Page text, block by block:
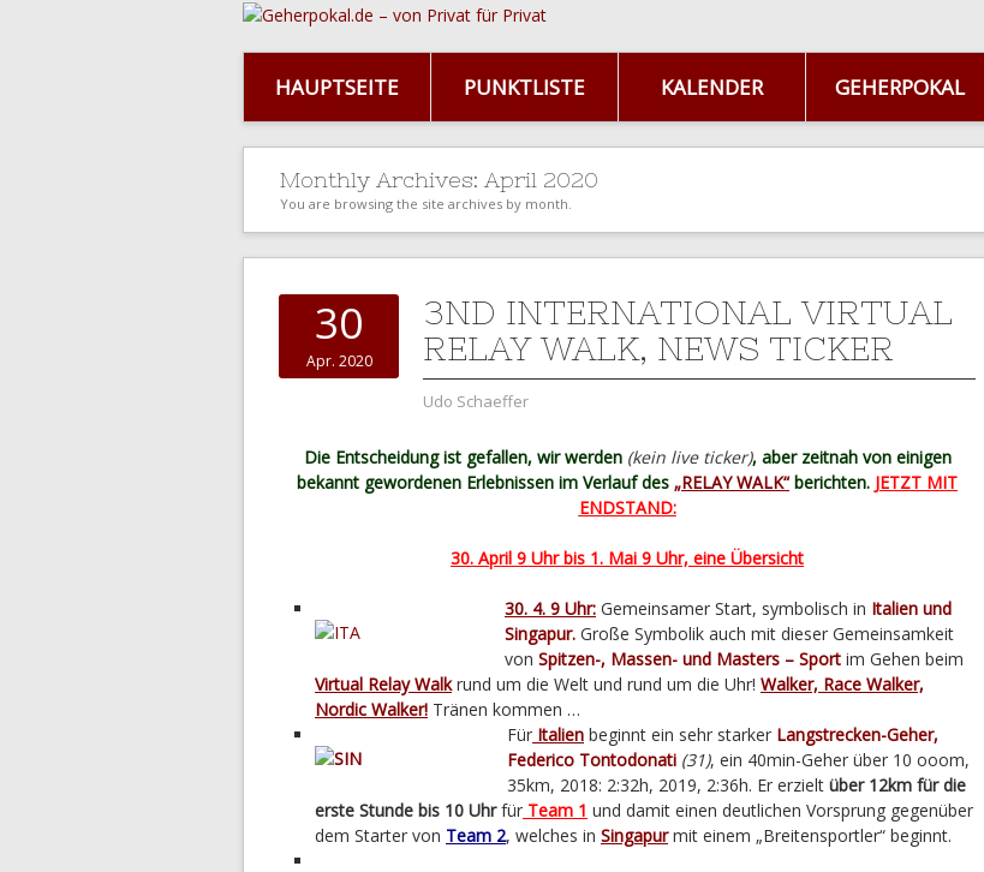
HAUPTSEITE PUNKTLISTE KALENDER GEHERPOKAL
Monthly Archives: April 2020
You are browsing the site archives by month.
30
Apr. 2020
3ND INTERNATIONAL VIRTUAL
RELAY WALK, NEWS TICKER
Udo Schaeffer
Die Entscheidung ist gefallen, wir werden (kein live ticker), aber zeitnah von einigen
bekannt gewordenen Erlebnissen im Verlauf des „RELAY WALK“berichten. JETZT MIT
ENDSTAND:
30. April 9 Uhr bis 1. Mai 9 Uhr, eine Übersicht
30. 4. 9 Uhr: Gemeinsamer Start, symbolisch in Italien und
Singapur. Große Symbolik auch mit dieser Gemeinsamkeit
von Spitzen-, Massen- und Masters – Sport im Gehen beim
Virtual Relay Walkrund um die Welt und rund um die Uhr! Walker, Race Walker,
Nordic Walker! Tränen kommen …
Für Italien beginnt ein sehr starker Langstrecken-Geher,
Federico Tontodonati (31), ein 40min-Geher über 10 ooom,
35km, 2018: 2:32h, 2019, 2:36h. Er erzielt über 12km für die
erste Stunde bis 10 Uhrfür Team 1 und damit einen deutlichen Vorsprung gegenüber
dem Starter von Team 2, welches in Singapurmit einem „Breitensportler“ beginnt.